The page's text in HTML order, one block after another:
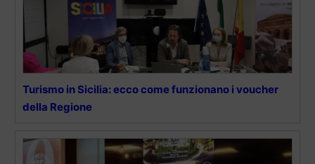
Turismo in Sicilia: ecco come funzionano i voucher
della Regione